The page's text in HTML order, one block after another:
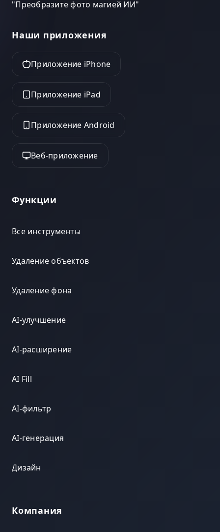
"Преобразите фото магией ИИ"
Наши приложения
Приложение iPhone
Приложение iPad
Приложение Android
Веб-приложение
Функции
Все инструменты
Удаление объектов
Удаление фона
AI-улучшение
AI-расширение
AI Fill
AI-фильтр
AI-генерация
Дизайн
Компания